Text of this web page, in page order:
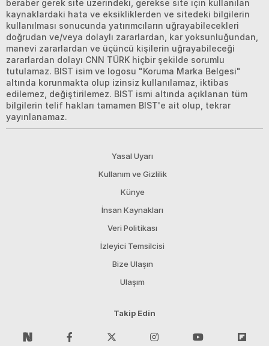
beraber gerek site üzerindeki, gerekse site için kullanılan
kaynaklardaki hata ve eksikliklerden ve sitedeki bilgilerin
kullanılması sonucunda yatırımcıların uğrayabilecekleri
doğrudan ve/veya dolaylı zararlardan, kar yoksunluğundan,
manevi zararlardan ve üçüncü kişilerin uğrayabileceği
zararlardan dolayı CNN TÜRK hiçbir şekilde sorumlu
tutulamaz. BIST isim ve logosu "Koruma Marka Belgesi"
altında korunmakta olup izinsiz kullanılamaz, iktibas
edilemez, değiştirilemez. BIST ismi altında açıklanan tüm
bilgilerin telif hakları tamamen BIST'e ait olup, tekrar
yayınlanamaz.
Yasal Uyarı
Kullanım ve Gizlilik
Künye
İnsan Kaynakları
Veri Politikası
İzleyici Temsilcisi
Bize Ulaşın
Ulaşım
Takip Edin